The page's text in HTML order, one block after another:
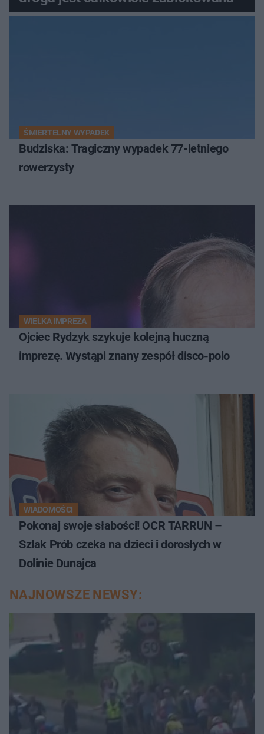
ŚMIERTELNY WYPADEK
Budziska: Tragiczny wypadek 77-letniego
rowerzysty
WIELKA IMPREZA
Ojciec Rydzyk szykuje kolejną huczną
imprezę. Wystąpi znany zespół disco-polo
WIADOMOŚCI
Pokonaj swoje słabości! OCR TARRUN –
Szlak Prób czeka na dzieci i dorosłych w
Dolinie Dunajca
NAJNOWSZE NEWSY: